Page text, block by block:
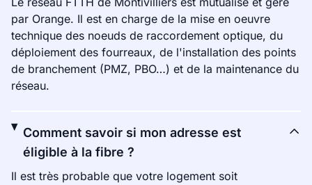
par Orange. Il est en charge de la mise en oeuvre
technique des noeuds de raccordement optique, du
déploiement des fourreaux, de l'installation des points
de branchement (PMZ, PBO…) et de la maintenance du
réseau.
Comment savoir si mon adresse est
éligible à la fibre ?
Il est très probable que votre logement soit